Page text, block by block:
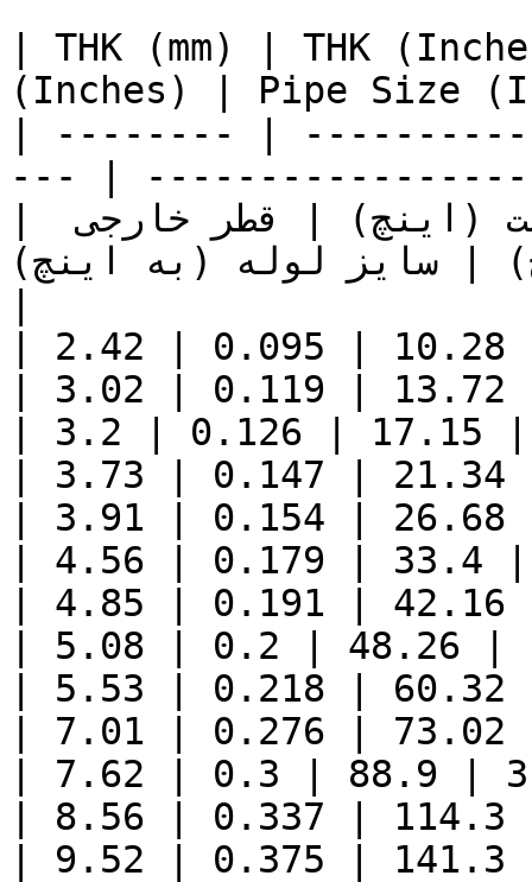
| THK (mm) | THK
(Inches) | Pipe Size
| -------- |
--- |
| سایز لوله (به اینچ)
| 2.42 | 0.095 |
| 3.02 | 0.119 |
| 3.2 | 0.126 | 17.15
| 3.73 | 0.147 |
| 3.91 | 0.154 |
| 4.56 | 0.179 | 33.4
| 4.85 | 0.191 |
| 5.08 | 0.2 | 48.26 |
| 5.53 | 0.218 |
| 7.01 | 0.276 |
| 7.62 | 0.3 | 88.9 |
| 8.56 | 0.337 |
| 9.52 | 0.375 |